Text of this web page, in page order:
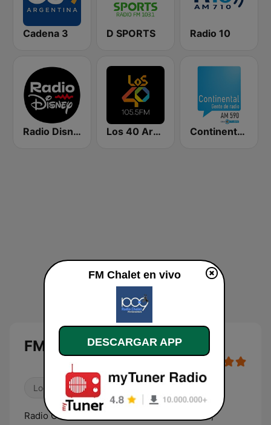
Cadena 3 D SPORTS Radio 10
Radio Disney Latinoamérica Los 40 Argentina Continental 590 AM
FM Chalet en vivo
Locales
Radio Comunitaria de la Ciudad de Santa Fe,
FM Chalet en vivo
DESCARGAR APP